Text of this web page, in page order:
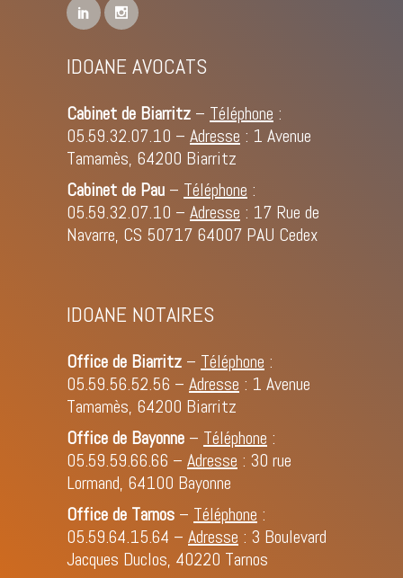
IDOANE AVOCATS
Cabinet de Biarritz – Téléphone :
05.59.32.07.10 – Adresse : 1 Avenue
Tamamès, 64200 Biarritz
Cabinet de Pau – Téléphone :
05.59.32.07.10 – Adresse : 17 Rue de
Navarre, CS 50717 64007 PAU Cedex
IDOANE NOTAIRES
Office de Biarritz – Téléphone :
05.59.56.52.56 – Adresse : 1 Avenue
Tamamès, 64200 Biarritz
Office de Bayonne – Téléphone :
05.59.59.66.66 – Adresse : 30 rue
Lormand, 64100 Bayonne
Office de Tarnos – Téléphone :
05.59.64.15.64 – Adresse : 3 Boulevard
Jacques Duclos, 40220 Tarnos